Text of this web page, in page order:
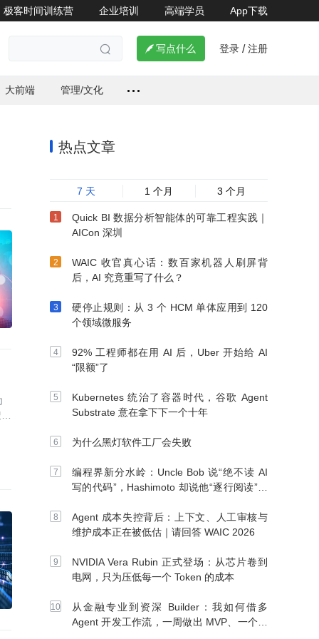
极客时间训练营 企业培训 高端学员 App下载
  写点什么 登录 / 注册
大前端 管理/文化
热点文章
7 天 1 个月 3 个月
Quick BI 数据分析智能体的可靠工程实践｜
AICon 深圳
WAIC 收官真心话：数百家机器人刷屏背
后，AI 究竟重写了什么？
硬停止规则：从 3 个 HCM 单体应用到 120
个领域微服务
92% 工程师都在用 AI 后，Uber 开始给 AI
“限额”了
Kubernetes 统治了容器时代，谷歌 Agent
Substrate 意在拿下下一个十年
为什么黑灯软件工厂会失败
编程界新分水岭：Uncle Bob 说“绝不读 AI
写的代码”，Hashimoto 却说他“逐行阅读”，
Agent 成本失控背后：上下文、人工审核与
维护成本正在被低估｜请回答 WAIC 2026
NVIDIA Vera Rubin 正式登场：从芯片卷到
电网，只为压低每一个 Token 的成本
从金融专业到资深 Builder：我如何借多
Agent 开发工作流，一周做出 MVP、一个月